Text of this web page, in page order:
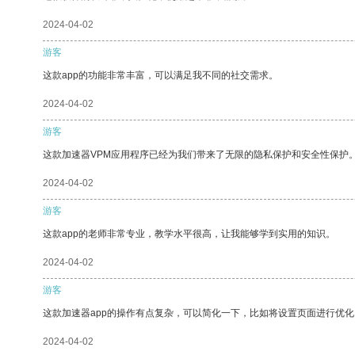
2024-04-02
游客
这款app的功能非常丰富，可以满足我不同的社交需求。
2024-04-02
游客
这款加速器VPM应用程序已经为我们带来了无限的隐私保护和安全性保护
2024-04-02
游客
这款app的老师非常专业，教学水平很高，让我能够学到实用的知识。
2024-04-02
游客
这款加速器app的操作有点复杂，可以简化一下，比如将设置页面进行优
2024-04-02